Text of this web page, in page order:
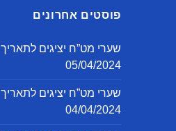
פוסטים אחרונים
שערי מט”ח יציגים לתאריך
05/04/2024
שערי מט”ח יציגים לתאריך
04/04/2024